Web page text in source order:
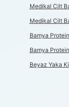
Medikal Cilt
Medikal Cilt
Bamya
Bamya
Beyaz Yaka